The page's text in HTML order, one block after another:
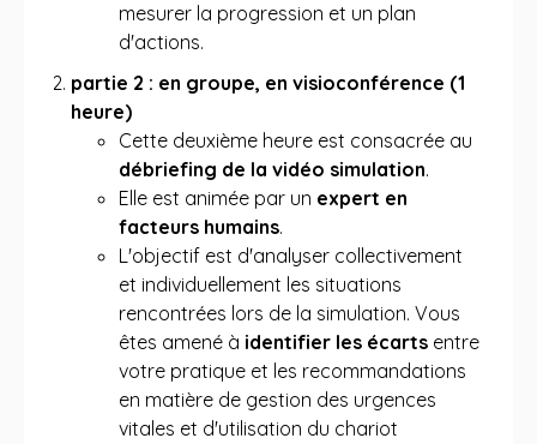
mesurer la progression et un plan
d'actions.
partie 2 : en groupe, en visioconférence (1
heure)
Cette deuxième heure est consacrée au
débriefing de la vidéo simulation.
Elle est animée par un expert en
facteurs humains.
L'objectif est d'analyser collectivement
et individuellement les situations
rencontrées lors de la simulation. Vous
êtes amené à identifier les écarts entre
votre pratique et les recommandations
en matière de gestion des urgences
vitales et d'utilisation du chariot